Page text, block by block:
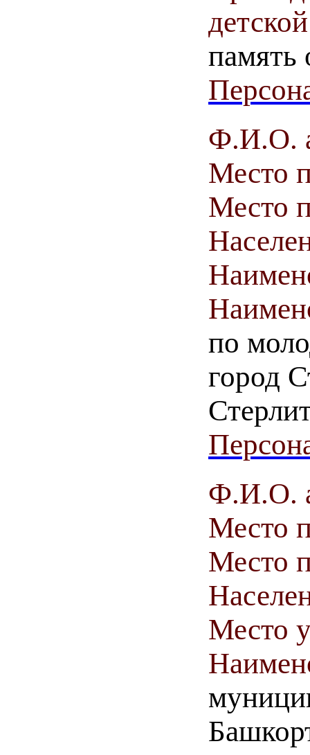
память
Ф.И.О.
Место
Место
по
город
Ф.И.О.
Место
Место
Место